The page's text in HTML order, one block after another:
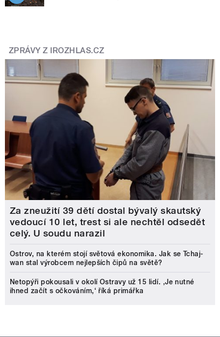
ZPRÁVY Z IROZHLAS.CZ
Za zneužití 39 dětí dostal bývalý skautský
vedoucí 10 let, trest si ale nechtěl odsedět
celý. U soudu narazil
Ostrov, na kterém stojí světová ekonomika. Jak se Tchaj-
wan stal výrobcem nejlepších čipů na světě?
Netopýři pokousali v okolí Ostravy už 15 lidí. ‚Je nutné
ihned začít s očkováním,‘ říká primářka